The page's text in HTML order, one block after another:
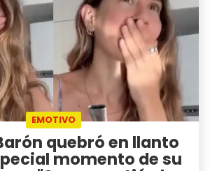
EMOTIVO
quebró en llanto
momento de su